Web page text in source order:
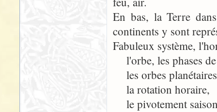
En bas, la Terre
continents y sont
Fabuleux système,
l'orbe, les phases
les orbes
la rotation horaire,
le pivotement